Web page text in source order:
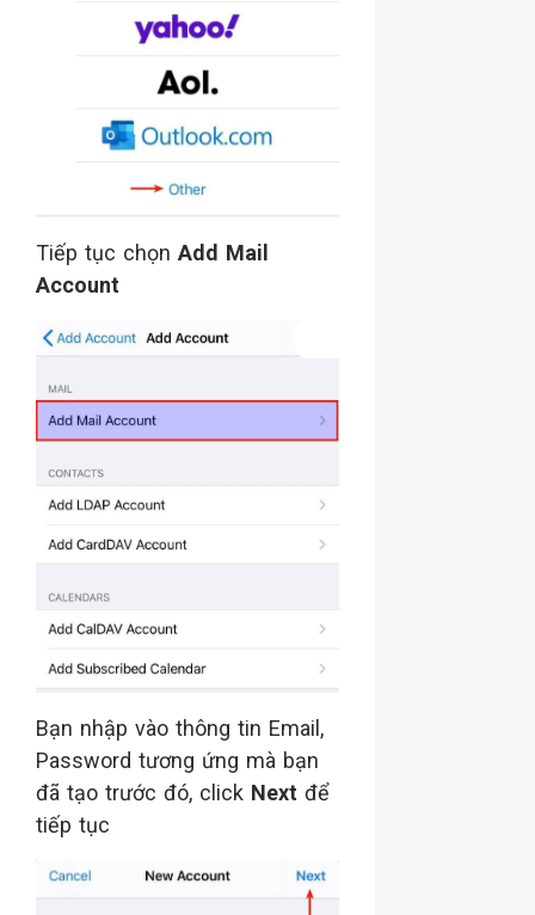
Tiếp tục chọn Add Mail
Account
Bạn nhập vào thông tin Email,
Password tương ứng mà bạn
đã tạo trước đó, click Next để
tiếp tục